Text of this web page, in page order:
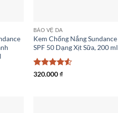
BẢO VỆ DA
Kem Chống Nắng Sundance
SPF 50 Dạng Xịt Sữa, 200 ml
Được xếp
320.000₫